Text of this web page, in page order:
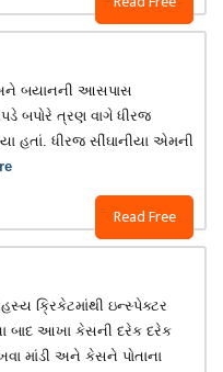
Read Free
બયાનની આસપાસ
બપોરે ત્રણ વાગે ધીરજ
હતાં. ધીરજ સીંઘાનીયા એમની
ક્રિકેટમાંથી ઇન્સ્પેક્ટર
બાદ આખા કેસની દરેક દરેક
માંડી અને કેસને પોતાના